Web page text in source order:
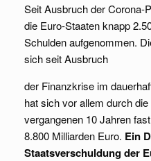
Seit Ausbruch der Corona-
die Euro-Staaten knapp
Schulden aufgenommen.
sich seit Ausbruch
der Finanzkrise im
hat sich vor allem durch
vergangenen 10 Jahren
8.800 Milliarden Euro. Ein
Staatsverschuldung der